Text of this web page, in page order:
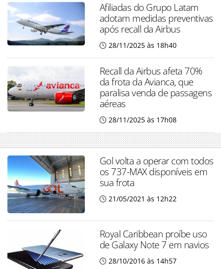
Afiliadas do Grupo Latam
adotam medidas preventivas
após recall da Airbus
28/11/2025 às 18h40
Recall da Airbus afeta 70%
da frota da Avianca, que
paralisa venda de passagens
aéreas
28/11/2025 às 17h08
Gol volta a operar com todos
os 737-MAX disponíveis em
sua frota
21/05/2021 às 12h22
Royal Caribbean proíbe uso
de Galaxy Note 7 em navios
28/10/2016 às 14h57